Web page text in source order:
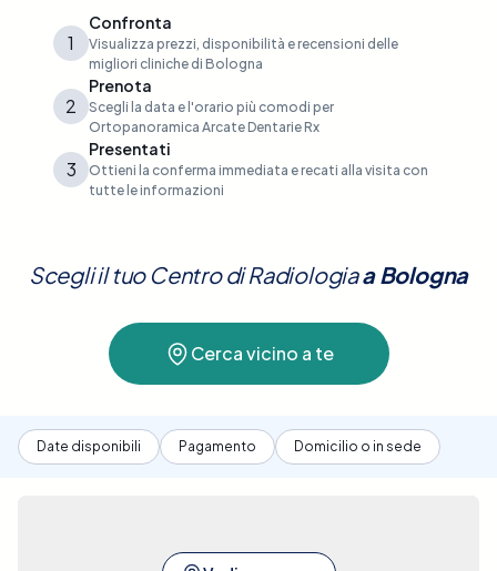
1
Confronta
Visualizza prezzi, disponibilità e recensioni delle
migliori cliniche di Bologna
2
Prenota
Scegli la data e l'orario più comodi per
Ortopanoramica Arcate Dentarie Rx
3
Presentati
Ottieni la conferma immediata e recati alla visita con
tutte le informazioni
Scegli il tuo Centro di RadiologiaaBologna
Cerca vicino a te
Date disponibili Pagamento Domicilio o in sede